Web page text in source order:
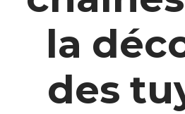
la
des